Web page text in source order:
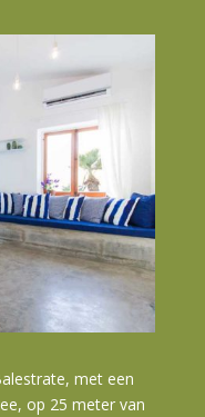
met een
op 25 meter van